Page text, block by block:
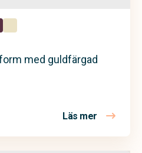
med guldfärgad
Läs mer om